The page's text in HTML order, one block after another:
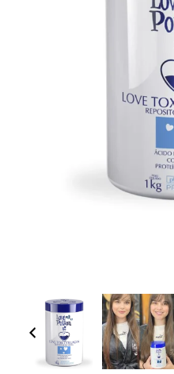
Оплата и доставка
Отзывы